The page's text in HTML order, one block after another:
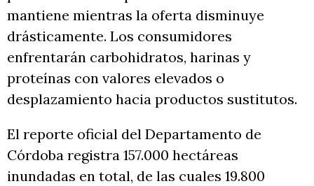
mantiene mientras la oferta disminuye
drásticamente. Los consumidores
enfrentarán carbohidratos, harinas y
proteínas con valores elevados o
desplazamiento hacia productos sustitutos.
El reporte oficial del Departamento de
Córdoba registra 157.000 hectáreas
inundadas en total, de las cuales 19.800